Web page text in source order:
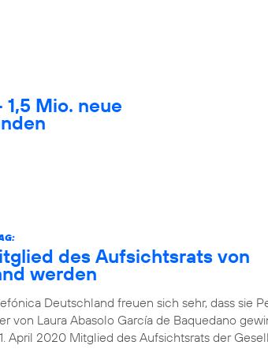
Mio. neue
des Aufsichtsrats von
werden
Deutschland freuen sich sehr, dass sie
von Laura Abasolo García de Baquedano
April 2020 Mitglied des Aufsichtsrats der